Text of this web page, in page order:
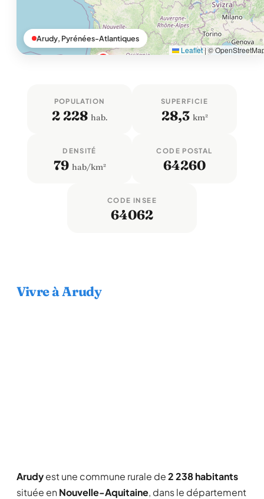
Leaflet|©
Arudy, Pyrénées-Atlantiques
POPULATION
2 228 hab.
SUPERFICIE
28,3 km²
DENSITÉ
79 hab/km²
CODE POSTAL
64260
CODE INSEE
64062
Vivre à Arudy
Arudyest une commune rurale de2 238 habitants
située en Nouvelle-Aquitaine, dans le département